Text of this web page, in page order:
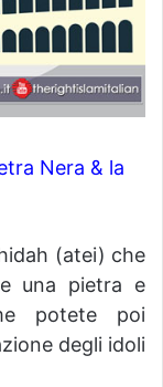
Nera & la
(atei) che
una pietra e
potete poi
degli idoli